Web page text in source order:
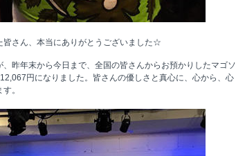
皆さん、本当にありがとうございました☆
、昨年末から今日まで、全国の皆さんからお預かりしたマゴソ
円になりました。皆さんの優しさと真心に、心から、心
。